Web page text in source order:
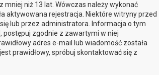
mniej niż 13 lat. Wówczas należy wykonać
aktywowana rejestracja. Niektóre witryny przed
lub przez administratora. Informacja o tym
postępuj zgodnie z zawartymi w niej
adres e-mail lub wiadomość została
prawidłowy, spróbuj skontaktować się z